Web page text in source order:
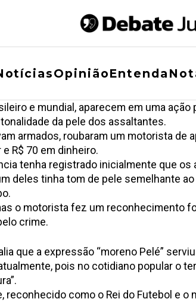
OpiniãoEntenda
e mundial, aparecem em uma
da pele dos assaltantes.
armados, roubaram um motorista de
R$ 70 em dinheiro.
tenha registrado inicialmente que
deles tinha tom de pele semelhante
o motorista fez um reconhecimento
crime.
que a expressão “moreno Pelé”
pois no cotidiano popular o
como o Rei do Futebol e